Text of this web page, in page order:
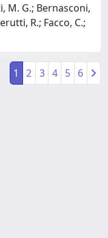
M. G.; Bernasconi,
R.; Facco, C.;
1 2 3 4 5 6